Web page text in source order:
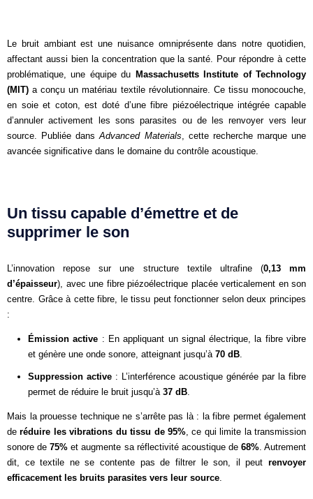
Le bruit ambiant est une nuisance omniprésente dans notre quotidien,
affectant aussi bien la concentration que la santé. Pour répondre à cette
problématique, une équipe du Massachusetts Institute of Technology
(MIT) a conçu un matériau textile révolutionnaire. Ce tissu monocouche,
en soie et coton, est doté d’une fibre piézoélectrique intégrée capable
d’annuler activement les sons parasites ou de les renvoyer vers leur
source. Publiée dansAdvanced Materials , cette recherche marque une
avancée significative dans le domaine du contrôle acoustique.
Un tissu capable d’émettre et de
supprimer le son
L’innovation repose sur une structure textile ultrafine (0,13 mm
d’épaisseur), avec une fibre piézoélectrique placée verticalement en son
centre. Grâce à cette fibre, le tissu peut fonctionner selon deux principes
:
Émission active : En appliquant un signal électrique, la fibre vibre
et génère une onde sonore, atteignant jusqu’à 70 dB
Suppression active : L’interférence acoustique générée par la fibre
permet de réduire le bruit jusqu’à 37 dB
Mais la prouesse technique ne s’arrête pas là : la fibre permet également
deréduire les vibrations du tissu de 95%, ce qui limite la transmission
sonore de75% et augmente sa réflectivité acoustique de 68%. Autrement
dit, ce textile ne se contente pas de filtrer le son, il peut renvoyer
efficacement les bruits parasites vers leur source